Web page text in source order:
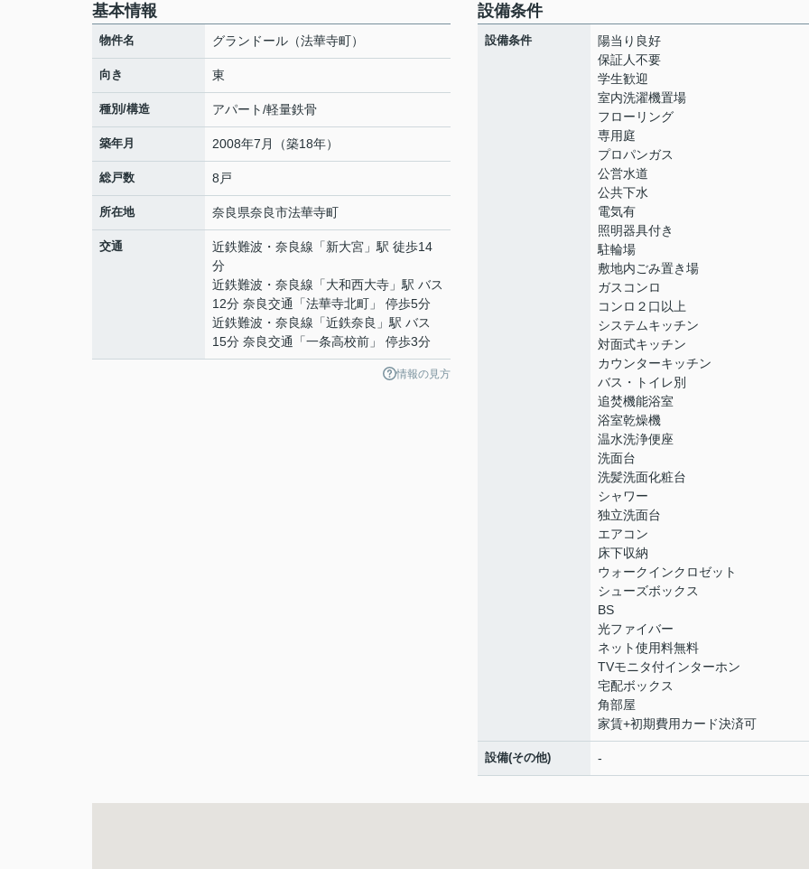
基本情報
物件名 グランドール（法華寺町）
向き 東
種別/構造 アパート/軽量鉄骨
築年月 2008年7月（築18年）
総戸数 8戸
所在地 奈良県奈良市法華寺町
交通 近鉄難波・奈良線 「新大宮 」駅 徒歩14
分
近鉄難波・奈良線 「大和西大寺 」駅 バス
12分 奈良交通「法華寺北町」 停歩5分
近鉄難波・奈良線 「近鉄奈良 」駅 バス
15分 奈良交通「一条高校前」 停歩3分
情報の見方
設備条件
設備条件
陽当り良好
保証人不要
学生歓迎
室内洗濯機置場
フローリング
専用庭
プロパンガス
公営水道
公共下水
電気有
照明器具付き
駐輪場
敷地内ごみ置き場
ガスコンロ
コンロ２口以上
システムキッチン
対面式キッチン
カウンターキッチン
バス・トイレ別
追焚機能浴室
浴室乾燥機
温水洗浄便座
洗面台
洗髪洗面化粧台
シャワー
独立洗面台
エアコン
床下収納
ウォークインクロゼット
シューズボックス
BS
光ファイバー
ネット使用料無料
TVモニタ付インターホン
宅配ボックス
角部屋
家賃+初期費用カード決済可
設備(その他) -